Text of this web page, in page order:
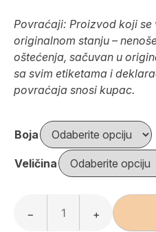
Povraćaji: Proizvod koji
originalnom stanju –
oštećenja, sačuvan u
sa svim etiketama i
povraćaja snosi kupac.
Boja
Veličina
Neka
− +